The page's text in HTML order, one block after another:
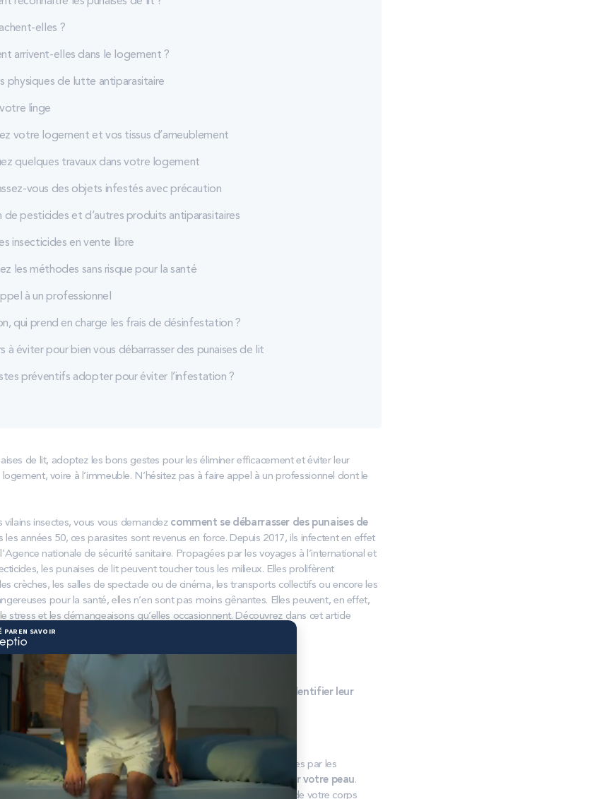
elles ?
arrivent-elles dans le logement ?
physiques de lutte antiparasitaire
votre linge
votre logement et vos tissus d’ameublement
quelques travaux dans votre logement
vous des objets infestés avec précaution
de pesticides et d’autres produits antiparasitaires
insecticides en vente libre
les méthodes sans risque pour la santé
à un professionnel
qui prend en charge les frais de désinfestation ?
à éviter pour bien vous débarrasser des punaises de lit
préventifs adopter pour éviter l’infestation ?
de lit, adoptez les bons gestes pour les éliminer efficacement et éviter leur
voire à l’immeuble. N’hésitez pas à faire appel à un professionnel dont le
vilains insectes, vous vous demandez comment se débarrasser des punaises de
les années 50, ces parasites sont revenus en force. Depuis 2017, ils infectent en effet
nationale de sécurité sanitaire. Propagées par les voyages à l’international et
les punaises de lit peuvent toucher tous les milieux. Elles prolifèrent
crèches, les salles de spectacle ou de cinéma, les transports collectifs ou encore les
pour la santé, elles n’en sont pas moins gênantes. Elles peuvent, en effet,
stress et les démangeaisons qu’elles occasionnent. Découvrez dans cet article
et prévenir leur apparition.
les punaises de lit ?
débarrasser des punaises de lit, il est important d’apprendre à
identifier leur
se cachent.
les punaises de lit ?
insectes bruns ou rouges visibles à l’œil nu. Elles sont repérables par les
qu’elles laissent derrière elles, mais aussi parleurs piqûres sur votre peau.
dernières sont regroupées par 3 ou 4 sur les zones découvertes de votre corps